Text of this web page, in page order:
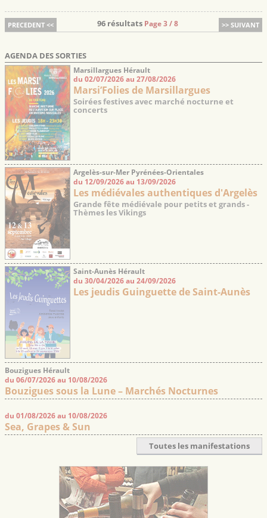
PRECEDENT << >> SUIVANT
96 résultats Page 3 / 8
AGENDA DES SORTIES
Marsillargues Hérault
du 02/07/2026 au 27/08/2026
Marsi’Folies de Marsillargues
Soirées festives avec marché nocturne et
concerts
Argelès-sur-Mer Pyrénées-Orientales
du 12/09/2026 au 13/09/2026
Les médiévales authentiques d'Argelès
Grande fête médiévale pour petits et grands -
Thèmes les Vikings
Saint-Aunès Hérault
du 30/04/2026 au 24/09/2026
Les jeudis Guinguette de Saint-Aunès
Bouzigues Hérault
du 06/07/2026 au 10/08/2026
Bouzigues sous la Lune – Marchés Nocturnes
du 01/08/2026 au 10/08/2026
Sea, Grapes & Sun
Toutes les manifestations